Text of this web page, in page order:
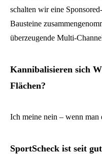
schalten wir eine
Bausteine
überzeugende Multi-
Kannibalisieren sich
Flächen?
Ich meine nein – wenn man
SportScheck ist seit